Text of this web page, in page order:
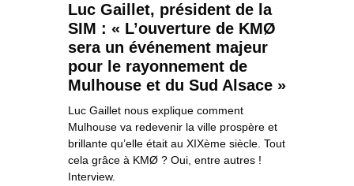
Luc Gaillet, président de la
SIM : « L’ouverture de KMØ
sera un événement majeur
pour le rayonnement de
Mulhouse et du Sud Alsace »
Luc Gaillet nous explique comment
Mulhouse va redevenir la ville prospère et
brillante qu’elle était au XIXème siècle. Tout
cela grâce à KMØ ? Oui, entre autres !
Interview.